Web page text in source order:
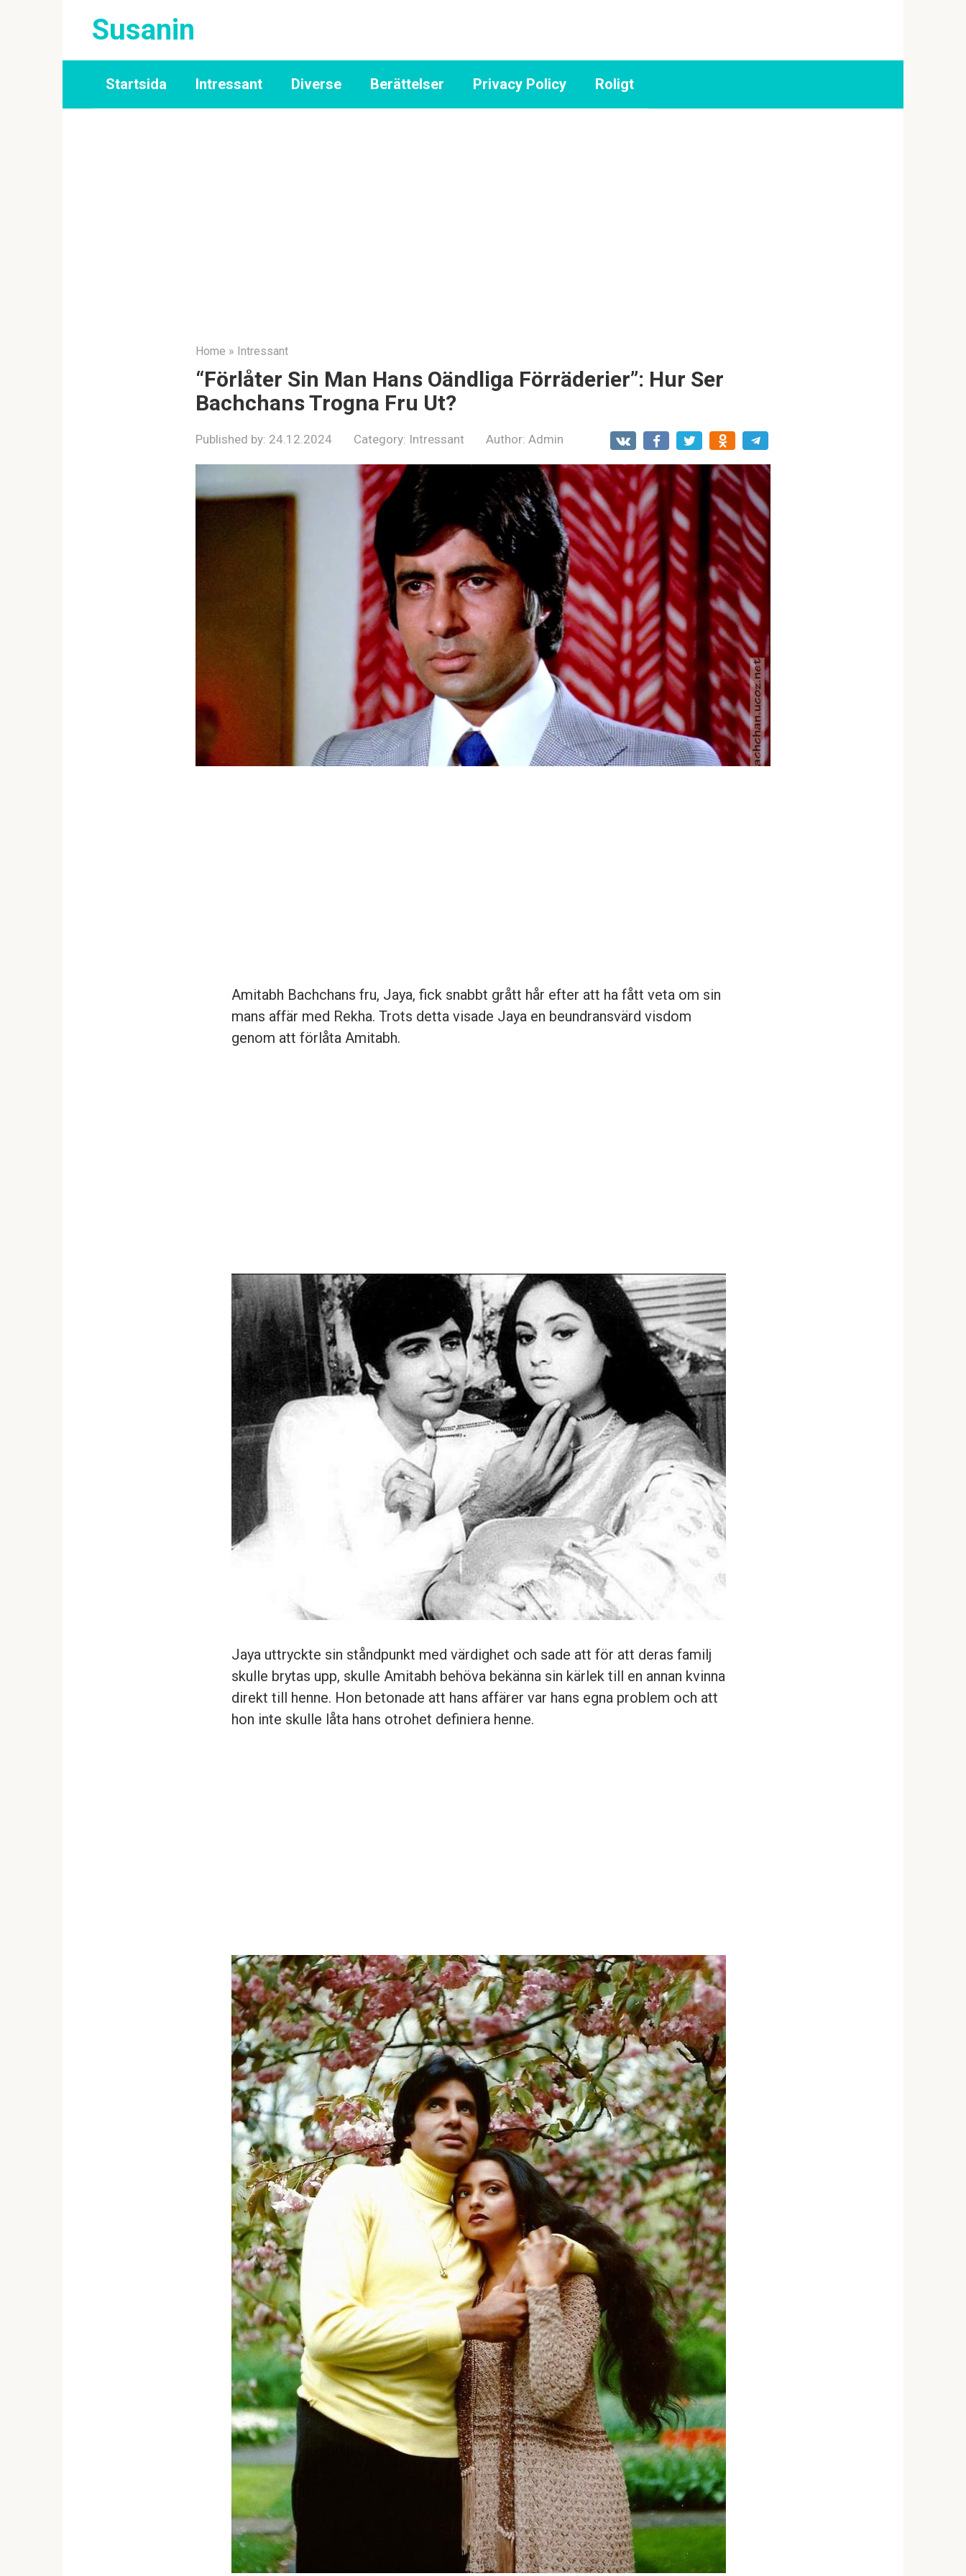
Susanin
Startsida Intressant Diverse Berättelser Privacy Policy Roligt
Home » Intressant
“Förlåter Sin Man Hans Oändliga Förräderier”: Hur Ser
Bachchans Trogna Fru Ut?
Published by: 24.12.2024 Category: Intressant Author: Admin
Amitabh Bachchans fru, Jaya, fick snabbt grått hår efter att ha fått veta om sin
mans affär med Rekha. Trots detta visade Jaya en beundransvärd visdom
genom att förlåta Amitabh.
Jaya uttryckte sin ståndpunkt med värdighet och sade att för att deras familj
skulle brytas upp, skulle Amitabh behöva bekänna sin kärlek till en annan kvinna
direkt till henne. Hon betonade att hans affärer var hans egna problem och att
hon inte skulle låta hans otrohet definiera henne.